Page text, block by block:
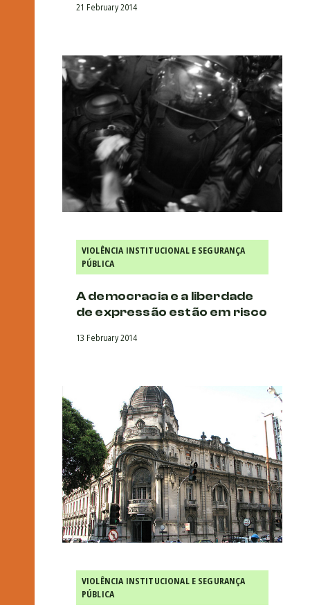
21 February 2014
VIOLÊNCIA INSTITUCIONAL E SEGURANÇA
PÚBLICA
A democracia e a liberdade
de expressão estão em risco
13 February 2014
VIOLÊNCIA INSTITUCIONAL E SEGURANÇA
PÚBLICA